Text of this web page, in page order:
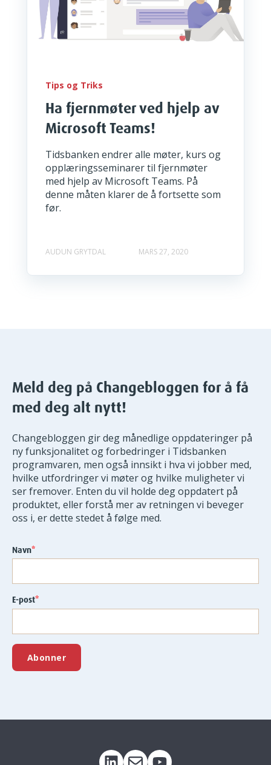
Tips og Triks
Ha fjernmøter ved hjelp av
Microsoft Teams!
Tidsbanken endrer alle møter, kurs og
opplæringsseminarer til fjernmøter
med hjelp av Microsoft Teams. På
denne måten klarer de å fortsette som
før.
AUDUN GRYTDAL MARS 27, 2020
Meld deg på Changebloggen for å få
med deg alt nytt!
Changebloggen gir deg månedlige oppdateringer på
ny funksjonalitet og forbedringer i Tidsbanken
programvaren, men også innsikt i hva vi jobber med,
hvilke utfordringer vi møter og hvilke muligheter vi
ser fremover. Enten du vil holde deg oppdatert på
produktet, eller forstå mer av retningen vi beveger
oss i, er dette stedet å følge med.
Navn*
E-post*